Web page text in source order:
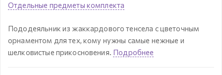
Отдельные предметы комплекта
Пододеяльник из жаккардового тенсела с цветочным
орнаментом для тех, кому нужны самые нежные и
шелковистые прикосновения. Подробнее